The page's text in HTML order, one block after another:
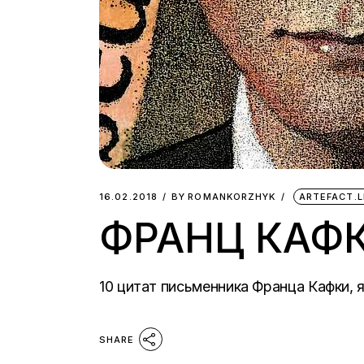
16.02.2018 BY ROMANKORZHYK
ФРАНЦ
10 цитат письменника Франца Кафки,
SHARE